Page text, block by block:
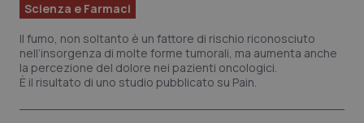
Puglia
Sardegna
Malattie rare
Malattia di Crohn & Rettocolite Ulcerosa
Scienza e Farmaci
Il fumo, non soltanto è un fattore di rischio riconosciuto
nell’insorgenza di molte forme tumorali, ma aumenta anche
la percezione del dolore nei pazienti oncologici.
È il risultato di uno studio pubblicato su Pain.